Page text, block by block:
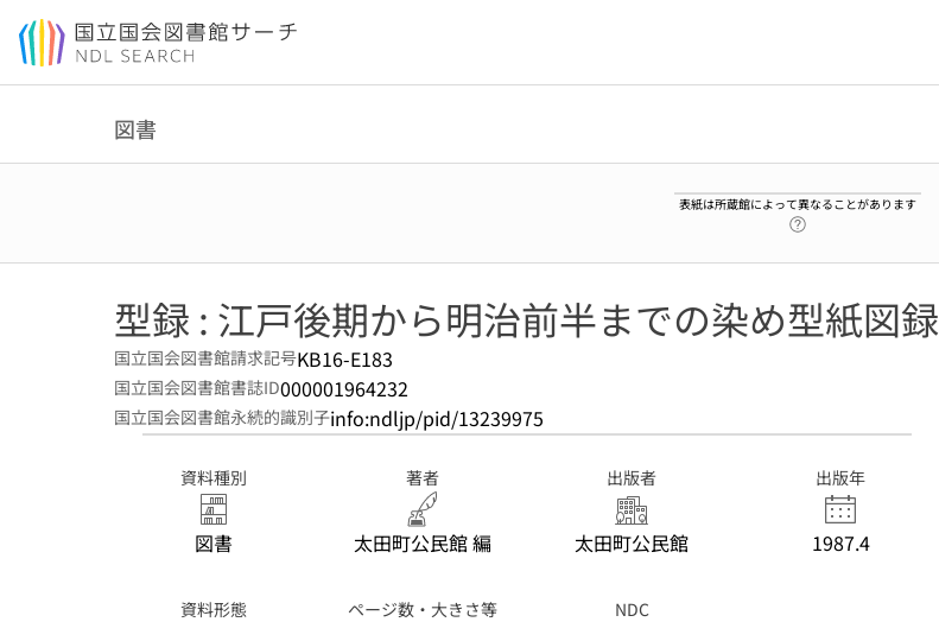
本文へ移動
図書
表紙は所蔵館によって異なることがあります
型録 : 江戸後期から明治前半までの染め型紙図録
国立国会図書館請求記号KB16-E183
国立国会図書館書誌ID000001964232
国立国会図書館永続的識別子info:ndljp/pid/13239975
資料種別
図書
著者
太田町公民館 編
出版者
太田町公民館
出版年
1987.4
資料形態 ページ数・大きさ等 NDC